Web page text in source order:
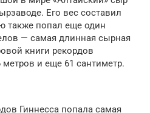
Его вес составил
также попал еще один
— самая длинная сырная
книги рекордов
и еще 61 сантиметр.
Гиннесса попала самая